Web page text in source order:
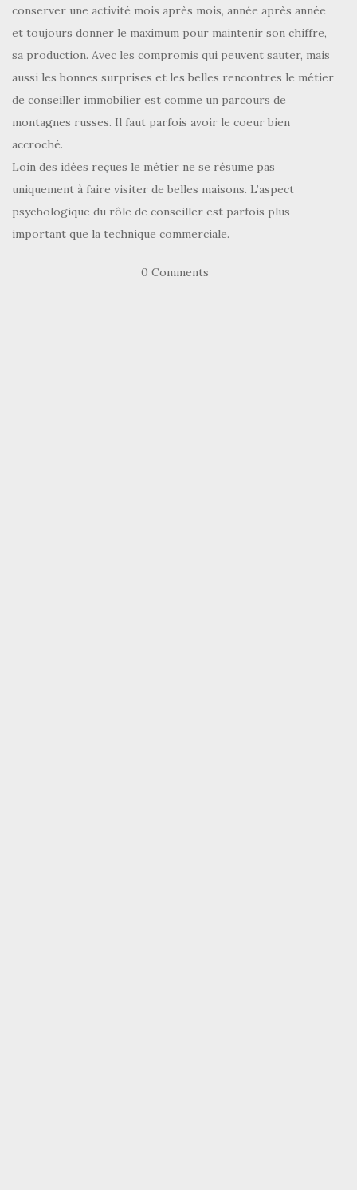
conserver une activité mois après mois, année après année
et toujours donner le maximum pour maintenir son chiffre,
sa production. Avec les compromis qui peuvent sauter, mais
aussi les bonnes surprises et les belles rencontres le métier
de conseiller immobilier est comme un parcours de
montagnes russes. Il faut parfois avoir le coeur bien
accroché.
Loin des idées reçues le métier ne se résume pas
uniquement à faire visiter de belles maisons. L’aspect
psychologique du rôle de conseiller est parfois plus
important que la technique commerciale.
0 Comments